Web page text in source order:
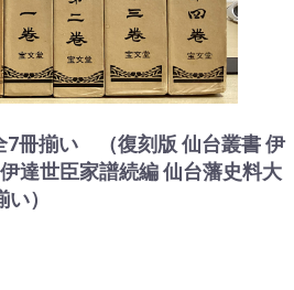
冊揃い （復刻版 仙台叢書 伊
達世臣家譜続編 仙台藩史料大
）